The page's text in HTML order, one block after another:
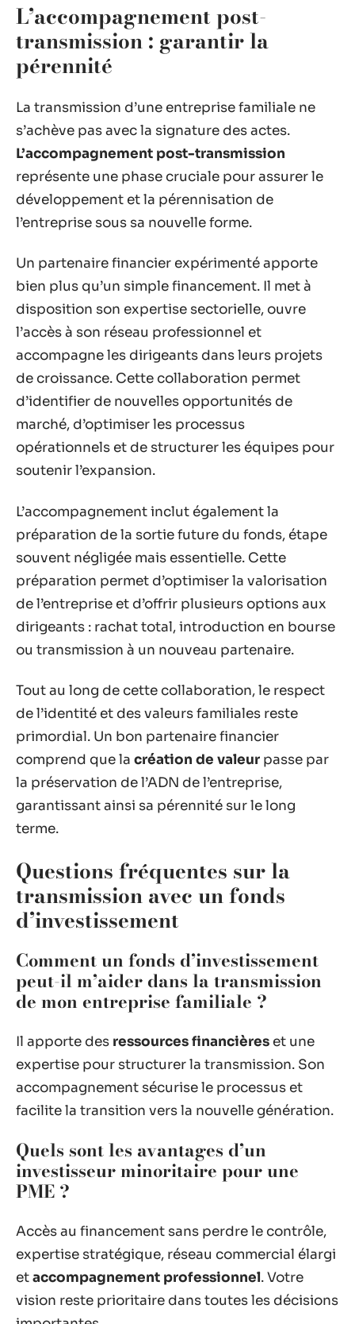
L’accompagnement post-
transmission : garantir la
pérennité
La transmission d’une entreprise familiale ne
s’achève pas avec la signature des actes.
L’accompagnement post-transmission
représente une phase cruciale pour assurer le
développement et la pérennisation de
l’entreprise sous sa nouvelle forme.
Un partenaire financier expérimenté apporte
bien plus qu’un simple financement. Il met à
disposition son expertise sectorielle, ouvre
l’accès à son réseau professionnel et
accompagne les dirigeants dans leurs projets
de croissance. Cette collaboration permet
d’identifier de nouvelles opportunités de
marché, d’optimiser les processus
opérationnels et de structurer les équipes pour
soutenir l’expansion.
L’accompagnement inclut également la
préparation de la sortie future du fonds, étape
souvent négligée mais essentielle. Cette
préparation permet d’optimiser la valorisation
de l’entreprise et d’offrir plusieurs options aux
dirigeants : rachat total, introduction en bourse
ou transmission à un nouveau partenaire.
Tout au long de cette collaboration, le respect
de l’identité et des valeurs familiales reste
primordial. Un bon partenaire financier
comprend que la création de valeur passe par
la préservation de l’ADN de l’entreprise,
garantissant ainsi sa pérennité sur le long
terme.
Questions fréquentes sur la
transmission avec un fonds
d’investissement
Comment un fonds d’investissement
peut-il m’aider dans la transmission
de mon entreprise familiale ?
Il apporte des ressources financières et une
expertise pour structurer la transmission. Son
accompagnement sécurise le processus et
facilite la transition vers la nouvelle génération.
Quels sont les avantages d’un
investisseur minoritaire pour une
PME ?
Accès au financement sans perdre le contrôle,
expertise stratégique, réseau commercial élargi
etaccompagnement professionnel. Votre
vision reste prioritaire dans toutes les décisions